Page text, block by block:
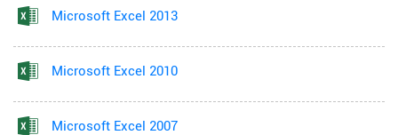
Microsoft Excel 2013
Microsoft Excel 2010
Microsoft Excel 2007